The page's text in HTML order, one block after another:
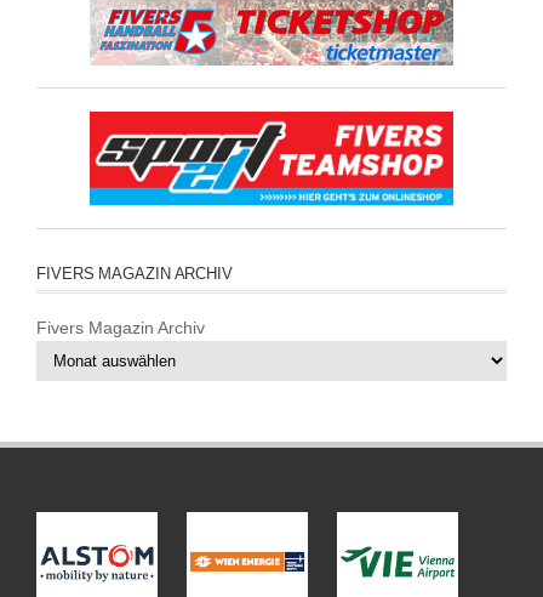
FIVERS MAGAZIN ARCHIV
Fivers Magazin Archiv